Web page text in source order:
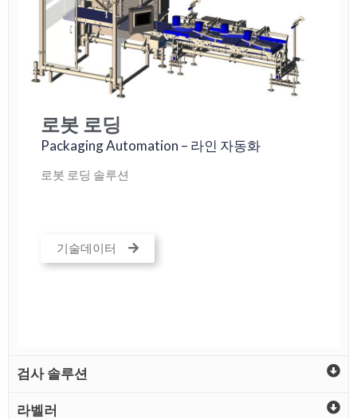
로봇 로딩
Packaging Automation – 라인 자동화
로봇 로딩 솔루션
기술데이터
검사 솔루션
라벨러